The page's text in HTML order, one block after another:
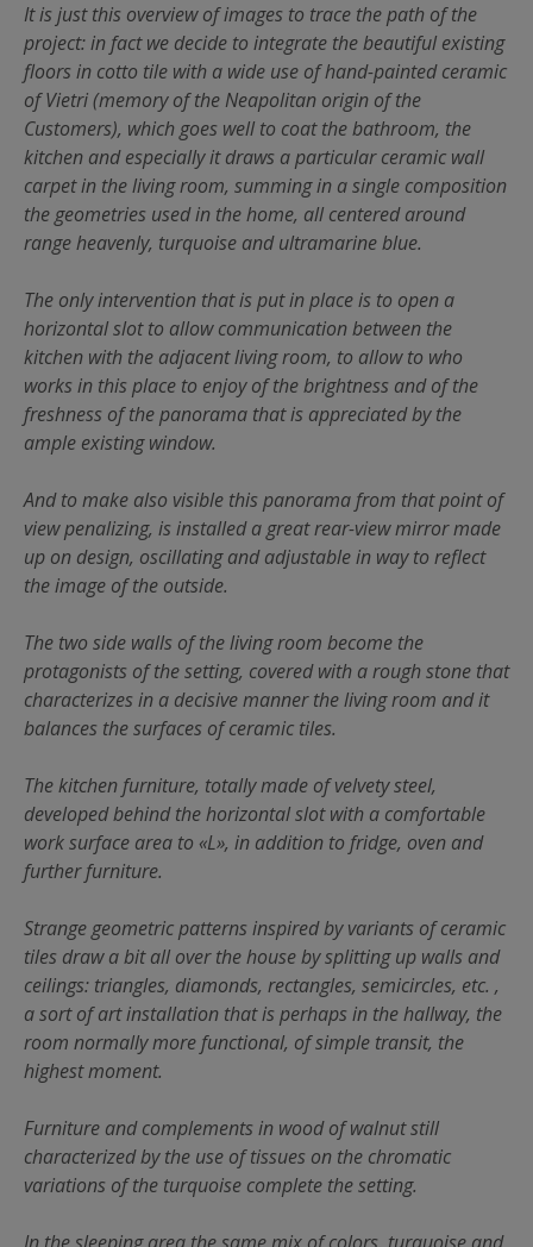
It is just this overview of images to trace the path of the
project: in fact we decide to integrate the beautiful existing
floors in cotto tile with a wide use of hand-painted ceramic
of Vietri (memory of the Neapolitan origin of the
Customers), which goes well to coat the bathroom, the
kitchen and especially it draws a particular ceramic wall
carpet in the living room, summing in a single composition
the geometries used in the home, all centered around
range heavenly, turquoise and ultramarine blue.
The only intervention that is put in place is to open a
horizontal slot to allow communication between the
kitchen with the adjacent living room, to allow to who
works in this place to enjoy of the brightness and of the
freshness of the panorama that is appreciated by the
ample existing window.
And to make also visible this panorama from that point of
view penalizing, is installed a great rear-view mirror made
up on design, oscillating and adjustable in way to reflect
the image of the outside.
The two side walls of the living room become the
protagonists of the setting, covered with a rough stone that
characterizes in a decisive manner the living room and it
balances the surfaces of ceramic tiles.
The kitchen furniture, totally made of velvety steel,
developed behind the horizontal slot with a comfortable
work surface area to «L», in addition to fridge, oven and
further furniture.
Strange geometric patterns inspired by variants of ceramic
tiles draw a bit all over the house by splitting up walls and
ceilings: triangles, diamonds, rectangles, semicircles, etc. ,
a sort of art installation that is perhaps in the hallway, the
room normally more functional, of simple transit, the
highest moment.
Furniture and complements in wood of walnut still
characterized by the use of tissues on the chromatic
variations of the turquoise complete the setting.